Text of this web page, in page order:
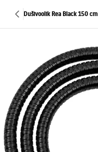
Dušivoolik Rea Black 150 cm